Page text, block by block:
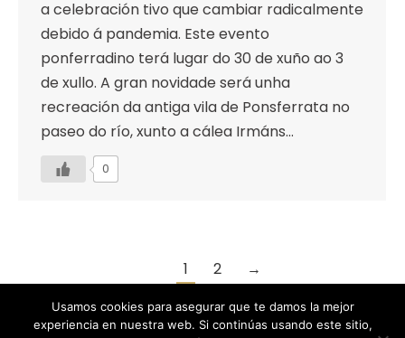
a celebración tivo que cambiar radicalmente
debido á pandemia. Este evento
ponferradino terá lugar do 30 de xuño ao 3
de xullo. A gran novidade será unha
recreación da antiga vila de Ponsferrata no
paseo do río, xunto a cálea Irmáns…
0
1 2 →
Usamos cookies para asegurar que te damos la mejor
experiencia en nuestra web. Si continúas usando este sitio,